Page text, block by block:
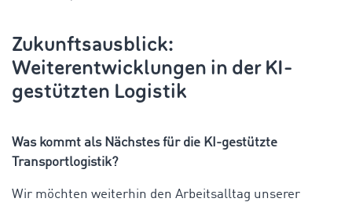
Zukunftsausblick:
Weiterentwicklungen in der KI-
gestützten Logistik
Was kommt als Nächstes für die KI-gestützte
Transportlogistik?
Wir möchten weiterhin den Arbeitsalltag unserer